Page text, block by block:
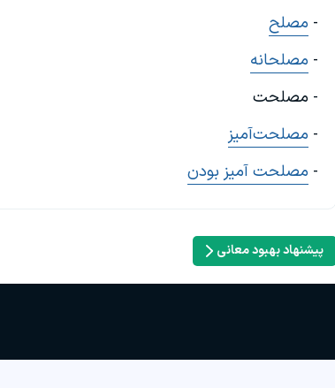
- مصلح
- مصلحانه
- مصلحت
- مصلحت‌آمیز
- مصلحت آمیز بودن
پیشنهاد بهبود معانی